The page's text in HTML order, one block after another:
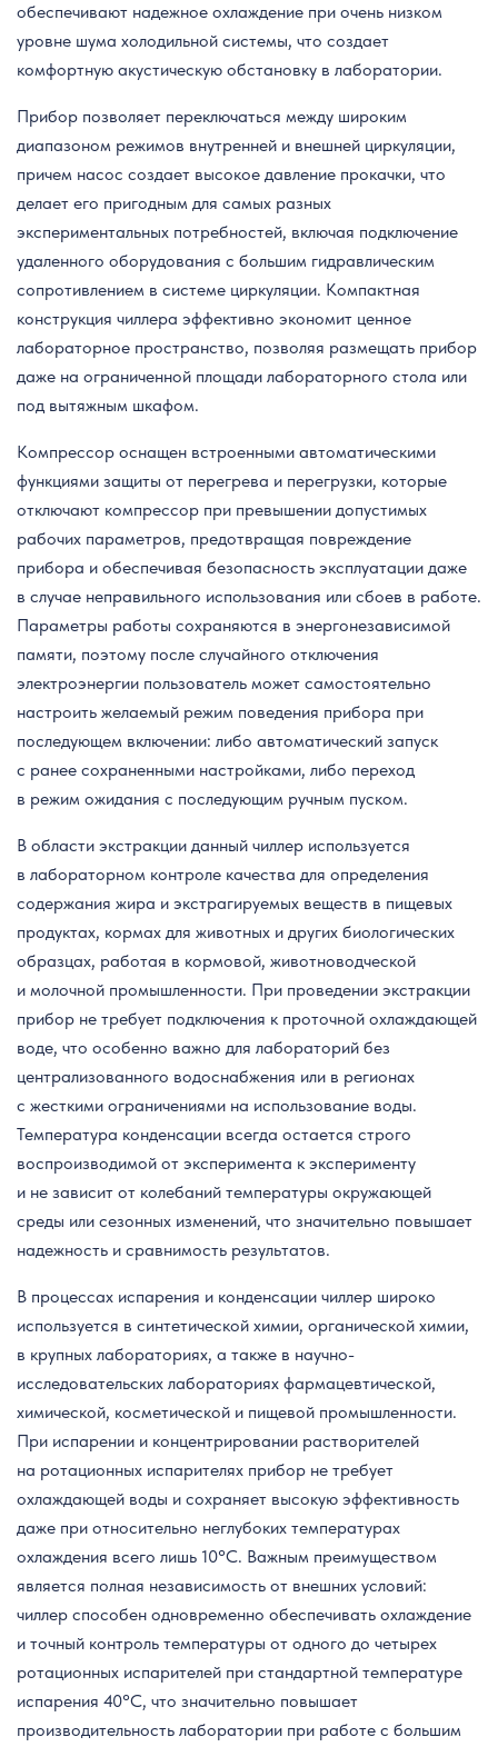
обеспечивают надежное охлаждение при очень низком
уровне шума холодильной системы, что создает
комфортную акустическую обстановку в лаборатории.
Прибор позволяет переключаться между широким
диапазоном режимов внутренней и внешней циркуляции,
причем насос создает высокое давление прокачки, что
делает его пригодным для самых разных
экспериментальных потребностей, включая подключение
удаленного оборудования с большим гидравлическим
сопротивлением в системе циркуляции. Компактная
конструкция чиллера эффективно экономит ценное
лабораторное пространство, позволяя размещать прибор
даже на ограниченной площади лабораторного стола или
под вытяжным шкафом.
Компрессор оснащен встроенными автоматическими
функциями защиты от перегрева и перегрузки, которые
отключают компрессор при превышении допустимых
рабочих параметров, предотвращая повреждение
прибора и обеспечивая безопасность эксплуатации даже
в случае неправильного использования или сбоев в работе.
Параметры работы сохраняются в энергонезависимой
памяти, поэтому после случайного отключения
электроэнергии пользователь может самостоятельно
настроить желаемый режим поведения прибора при
последующем включении: либо автоматический запуск
с ранее сохраненными настройками, либо переход
в режим ожидания с последующим ручным пуском.
В области экстракции данный чиллер используется
в лабораторном контроле качества для определения
содержания жира и экстрагируемых веществ в пищевых
продуктах, кормах для животных и других биологических
образцах, работая в кормовой, животноводческой
и молочной промышленности. При проведении экстракции
прибор не требует подключения к проточной охлаждающей
воде, что особенно важно для лабораторий без
централизованного водоснабжения или в регионах
с жесткими ограничениями на использование воды.
Температура конденсации всегда остается строго
воспроизводимой от эксперимента к эксперименту
и не зависит от колебаний температуры окружающей
среды или сезонных изменений, что значительно повышает
надежность и сравнимость результатов.
В процессах испарения и конденсации чиллер широко
используется в синтетической химии, органической химии,
в крупных лабораториях, а также в научно-
исследовательских лабораториях фармацевтической,
химической, косметической и пищевой промышленности.
При испарении и концентрировании растворителей
на ротационных испарителях прибор не требует
охлаждающей воды и сохраняет высокую эффективность
даже при относительно неглубоких температурах
охлаждения всего лишь 10°C. Важным преимуществом
является полная независимость от внешних условий:
чиллер способен одновременно обеспечивать охлаждение
и точный контроль температуры от одного до четырех
ротационных испарителей при стандартной температуре
испарения 40°C, что значительно повышает
производительность лаборатории при работе с большим